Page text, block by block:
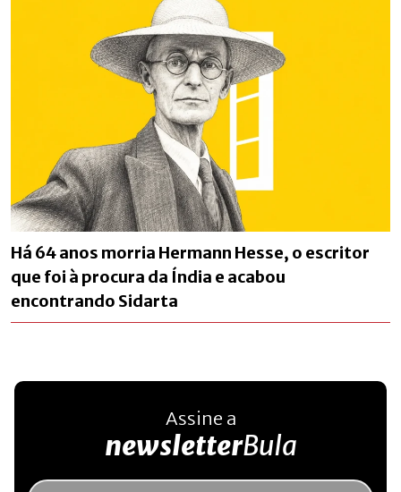
Há 64 anos morria Hermann Hesse, o escritor
que foi à procura da Índia e acabou
encontrando Sidarta
Assine a
newsletterBula